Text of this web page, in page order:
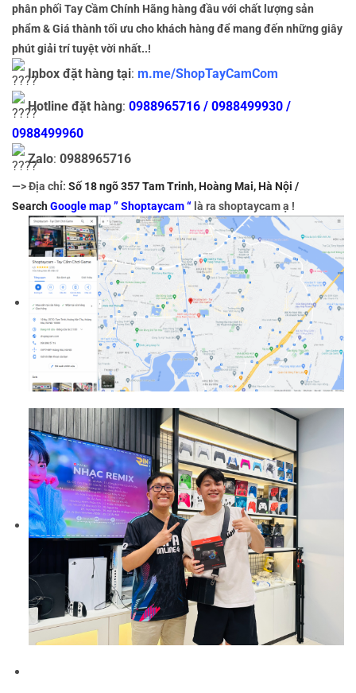
phân phối Tay Cầm Chính Hãng hàng đầu với chất lượng sản
phẩm & Giá thành tối ưu cho khách hàng để mang đến những giây
phút giải trí tuyệt vời nhất..!
Inbox đặt hàng tại: m.me/ShopTayCamCom
Hotline đặt hàng: 0988965716 / 0988499930 /
0988499960
Zalo: 0988965716
—> Địa chỉ: Số 18 ngõ 357 Tam Trinh, Hoàng Mai, Hà Nội /
SearchGoogle map ” Shoptaycam “ là ra shoptaycam ạ !